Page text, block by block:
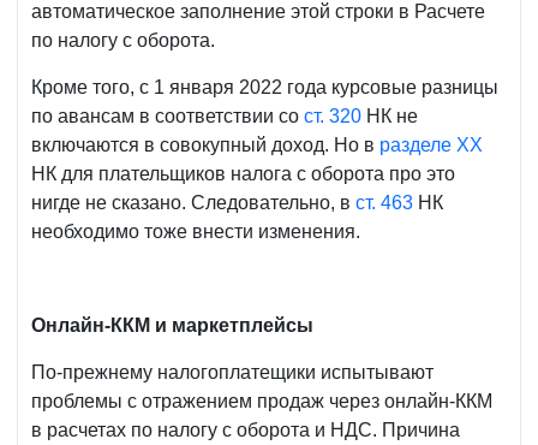
автоматическое заполнение этой строки в Расчете
по налогу с оборота.
Кроме того, с 1 января 2022 года курсовые разницы
по авансам в соответствии со ст. 320 НК не
включаются в совокупный доход. Но в разделе XX
НК для плательщиков налога с оборота про это
нигде не сказано. Следовательно, в ст. 463 НК
необходимо тоже внести изменения.
Онлайн-ККМ и маркетплейсы
По-прежнему налогоплатещики испытывают
проблемы с отражением продаж через онлайн-ККМ
в расчетах по налогу с оборота и НДС. Причина